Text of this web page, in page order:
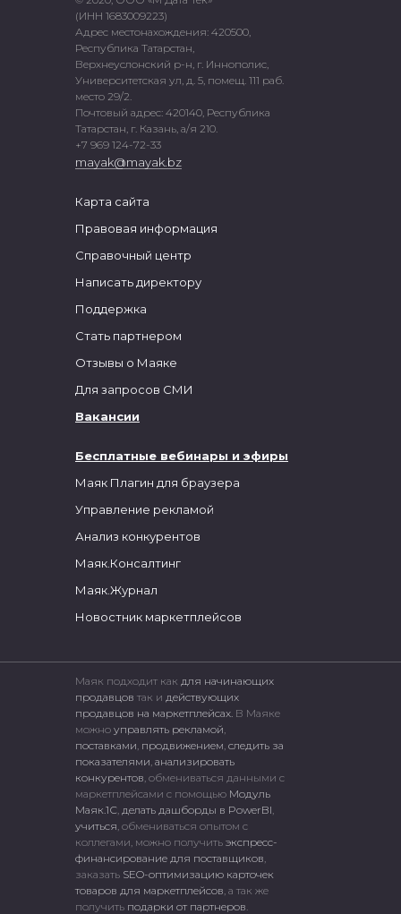
(ИНН 1683009223)
Адрес местонахождения: 420500,
Республика Татарстан,
Верхнеуслонский р-н, г. Иннополис,
Университетская ул, д. 5, помещ. 111 раб.
место 29/2.
Почтовый адрес: 420140, Республика
Татарстан, г. Казань, а/я 210.
+7 969 124-72-33
mayak@mayak.bz
Бесплатные вебинары и эфиры
Маяк Плагин для браузера
Управление рекламой
Анализ конкурентов
Маяк.Консалтинг
Маяк.Журнал
Новостник маркетплейсов
Карта сайта
Правовая информация
Справочный центр
Написать директору
Поддержка
Стать партнером
Отзывы о Маяке
Для запросов СМИ
Вакансии
Маяк подходит как для начинающих
продавцов так и действующих
продавцов на маркетплейсах. В Маяке
можно управлять рекламой,
поставками, продвижением, следить за
показателями, анализировать
конкурентов, обмениваться данными с
маркетплейсами c помощью Модуль
Маяк.1С, делать дашборды в PowerBI,
учиться, обмениваться опытом с
коллегами, можно получить экспресс-
финансирование для поставщиков,
заказать SEO-оптимизацию карточек
товаров для маркетплейсов, а так же
получить подарки от партнеров.